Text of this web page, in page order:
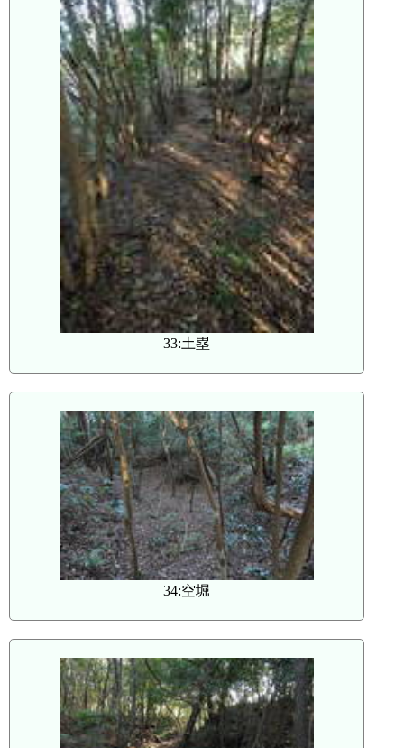
33:土塁
34:空堀